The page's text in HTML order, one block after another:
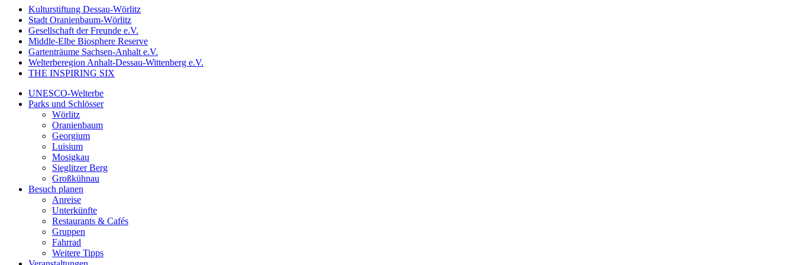
Kulturstiftung Dessau-Wörlitz
Stadt Oranienbaum-Wörlitz
Gesellschaft der Freunde e.V.
Middle-Elbe Biosphere Reserve
Gartenträume Sachsen-Anhalt e.V.
Welterberegion Anhalt-Dessau-Wittenberg e.V.
THE INSPIRING SIX
UNESCO-Welterbe
Parks und Schlösser
Wörlitz
Oranienbaum
Georgium
Luisium
Mosigkau
Sieglitzer Berg
Großkühnau
Besuch planen
Anreise
Unterkünfte
Restaurants & Cafés
Gruppen
Fahrrad
Weitere Tipps